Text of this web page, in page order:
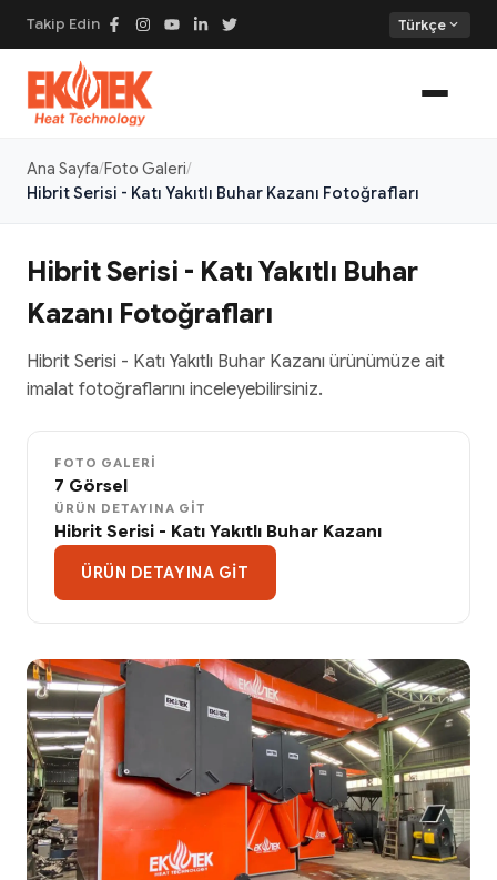
Takip Edin Türkçe expand_more
Ana Sayfa Foto Galeri
Hibrit Serisi - Katı Yakıtlı Buhar Kazanı Fotoğrafları
Hibrit Serisi - Katı Yakıtlı Buhar
Kazanı Fotoğrafları
Hibrit Serisi - Katı Yakıtlı Buhar Kazanı ürünümüze ait
imalat fotoğraflarını inceleyebilirsiniz.
FOTO GALERI
7 Görsel
ÜRÜN DETAYINA GIT
Hibrit Serisi - Katı Yakıtlı Buhar Kazanı
ÜRÜN DETAYINA GIT